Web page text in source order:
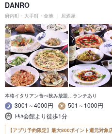
DANRO
府内町・大手町・金池 居酒屋
本格イタリアン食べ飲み放題…ランチあり
3001～4000円
501～1000円
ﾄｷﾊ会館より徒歩1分
【アプリ予約限定】最大800ポイント還元対象